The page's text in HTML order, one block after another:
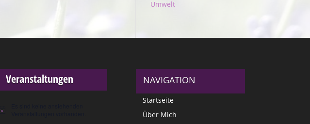
Umwelt
Veranstaltungen
Hinweis
NAVIGATION
Startseite
Über Mich